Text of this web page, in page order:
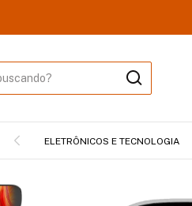
ELETRÔNICOS E TECNOLOGIA